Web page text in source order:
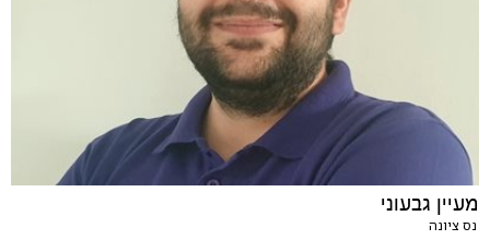
מעיין גבעוני
נס ציונה